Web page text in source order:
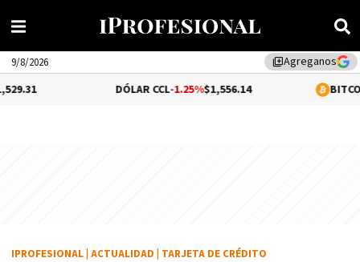
library_addAgreganos
9/8/2026
-1.25%$1,556.14 -0.04%
IPROFESIONAL ACTUALIDAD TARJETA DE CRÉDITO